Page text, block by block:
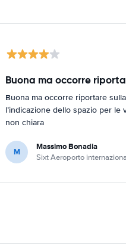
Buona ma occorre
Buona ma occorre riportare
l’indicazione dello spazio per le
non chiara
M Massimo Bonadia
Sixt Aeroporto